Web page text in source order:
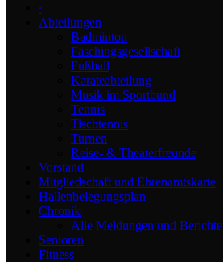
∙
Abteilungen
Badminton
Faschingsgesellschaft
Fußball
Karateabteilung
Musik im Sportbund
Tennis
Tischtennis
Turnen
Reise- & Theaterfreunde
Vorstand
Mitgliedschaft und Ehrenamtskarte
Hallenbelegungsplan
Chronik
Alle Meldungen und Berichte
Senioren
Fitness